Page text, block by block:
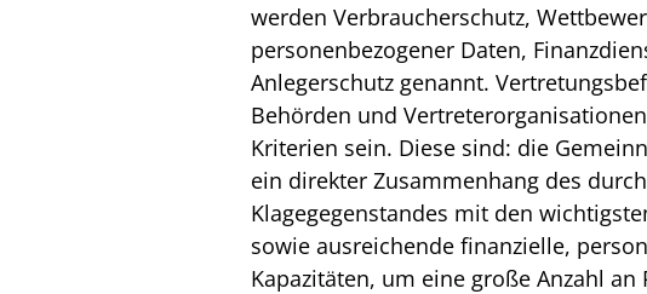
werden Verbraucherschutz,
personenbezogener Daten,
Anlegerschutz genannt.
Behörden und
Kriterien sein. Diese sind: die
ein direkter Zusammenhang des
Klagegegenstandes mit den
sowie ausreichende finanzielle,
Kapazitäten, um eine große Anzahl